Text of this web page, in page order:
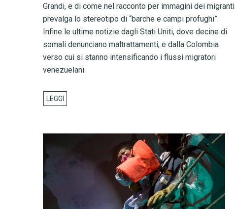
Grandi, e di come nel racconto per immagini dei migranti
prevalga lo stereotipo di “barche e campi profughi”.
Infine le ultime notizie dagli Stati Uniti, dove decine di
somali denunciano maltrattamenti, e dalla Colombia
verso cui si stanno intensificando i flussi migratori
venezuelani.